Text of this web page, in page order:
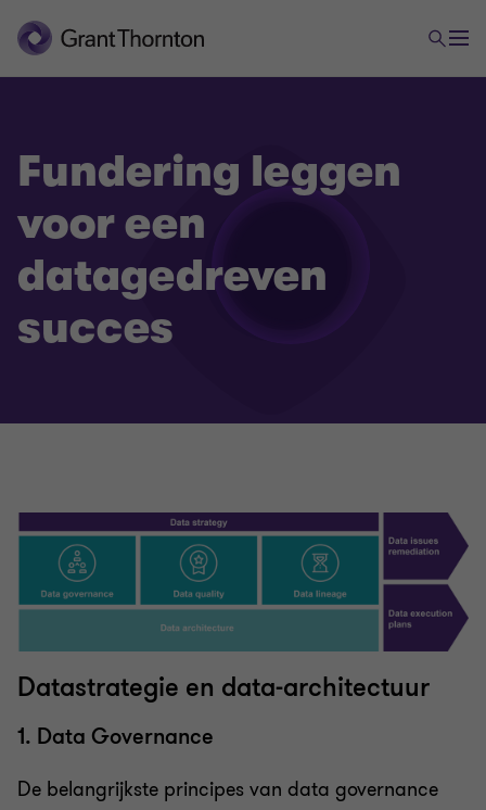
Fundering leggen
voor een
datagedreven
succes
Datastrategie en data-architectuur
1. Data Governance
De belangrijkste principes van data governance